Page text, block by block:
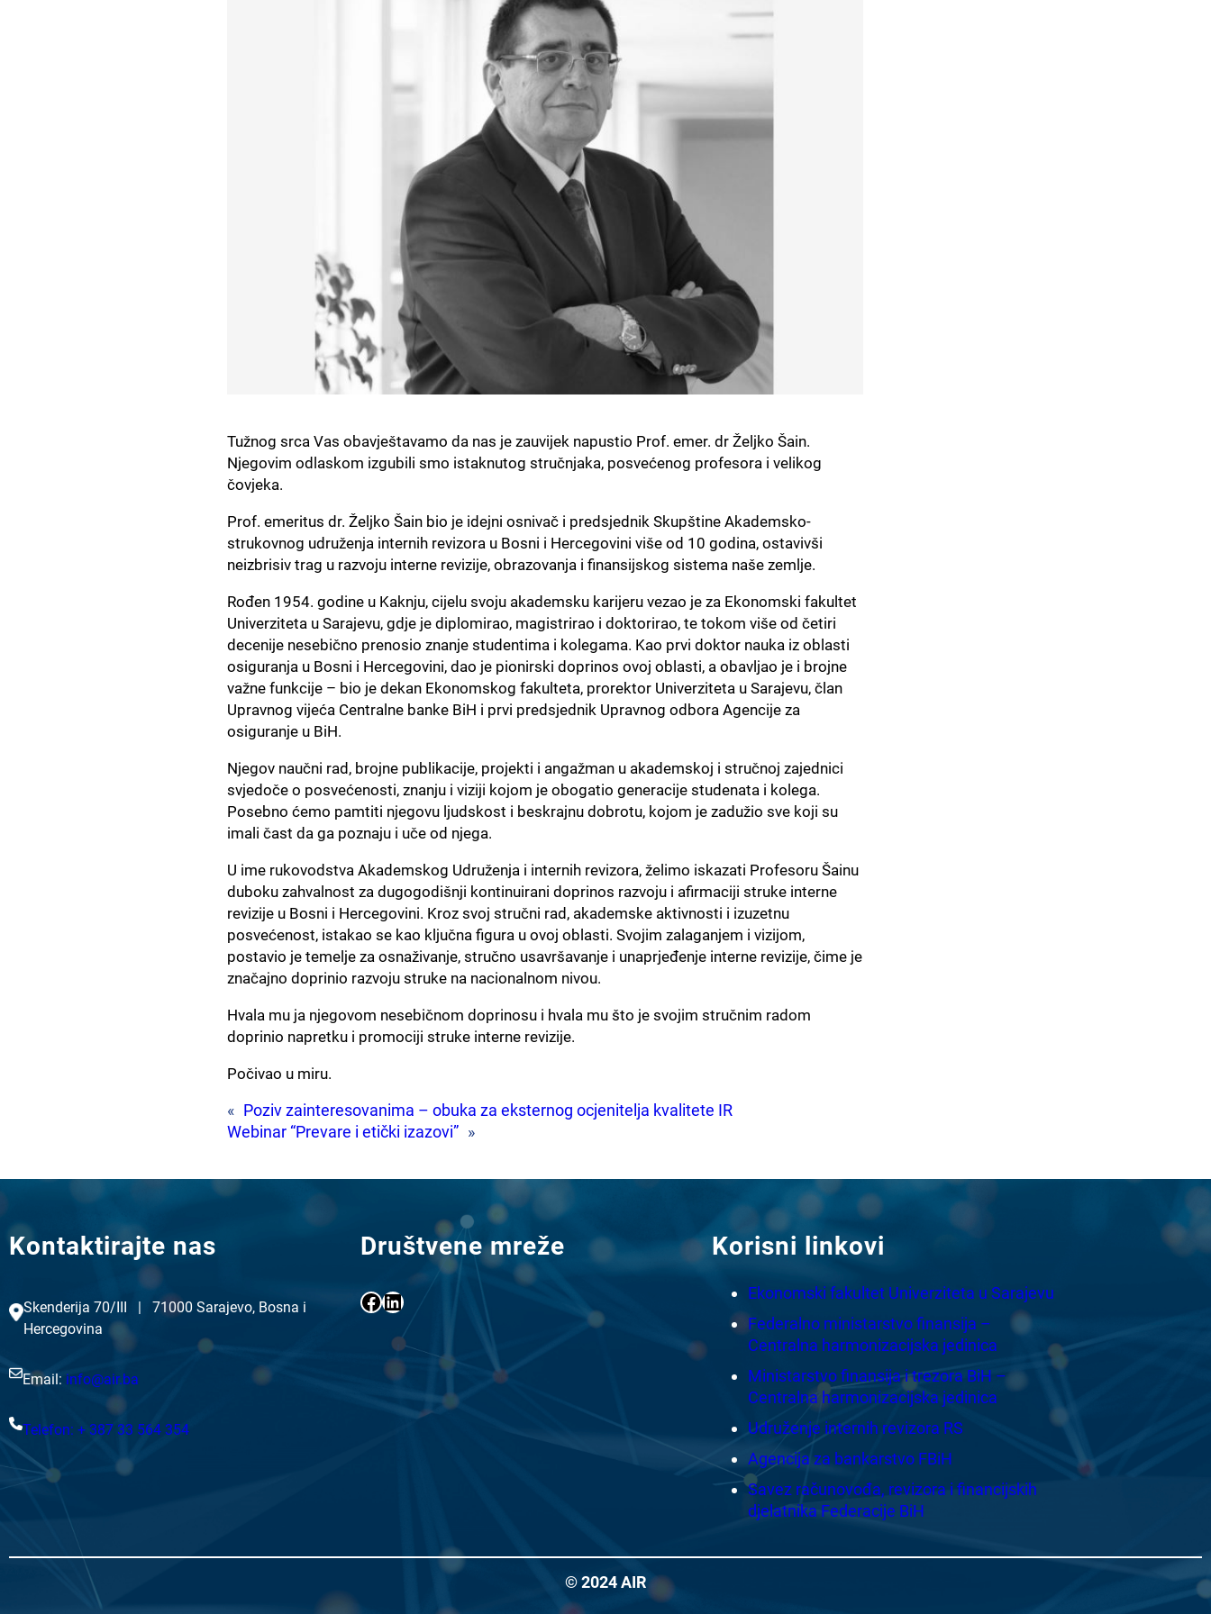
Tužnog srca Vas obavještavamo da nas je zauvijek napustio Prof. emer. dr Željko Šain.
Njegovim odlaskom izgubili smo istaknutog stručnjaka, posvećenog profesora i velikog
čovjeka.
Prof. emeritus dr. Željko Šain bio je idejni osnivač i predsjednik Skupštine Akademsko-
strukovnog udruženja internih revizora u Bosni i Hercegovini više od 10 godina, ostavivši
neizbrisiv trag u razvoju interne revizije, obrazovanja i finansijskog sistema naše zemlje.
Rođen 1954. godine u Kaknju, cijelu svoju akademsku karijeru vezao je za Ekonomski fakultet
Univerziteta u Sarajevu, gdje je diplomirao, magistrirao i doktorirao, te tokom više od četiri
decenije nesebično prenosio znanje studentima i kolegama. Kao prvi doktor nauka iz oblasti
osiguranja u Bosni i Hercegovini, dao je pionirski doprinos ovoj oblasti, a obavljao je i brojne
važne funkcije – bio je dekan Ekonomskog fakulteta, prorektor Univerziteta u Sarajevu, član
Upravnog vijeća Centralne banke BiH i prvi predsjednik Upravnog odbora Agencije za
osiguranje u BiH.
Njegov naučni rad, brojne publikacije, projekti i angažman u akademskoj i stručnoj zajednici
svjedoče o posvećenosti, znanju i viziji kojom je obogatio generacije studenata i kolega.
Posebno ćemo pamtiti njegovu ljudskost i beskrajnu dobrotu, kojom je zadužio sve koji su
imali čast da ga poznaju i uče od njega.
U ime rukovodstva Akademskog Udruženja i internih revizora, želimo iskazati Profesoru Šainu
duboku zahvalnost za dugogodišnji kontinuirani doprinos razvoju i afirmaciji struke interne
revizije u Bosni i Hercegovini. Kroz svoj stručni rad, akademske aktivnosti i izuzetnu
posvećenost, istakao se kao ključna figura u ovoj oblasti. Svojim zalaganjem i vizijom,
postavio je temelje za osnaživanje, stručno usavršavanje i unaprjeđenje interne revizije, čime je
značajno doprinio razvoju struke na nacionalnom nivou.
Hvala mu ja njegovom nesebičnom doprinosu i hvala mu što je svojim stručnim radom
doprinio napretku i promociji struke interne revizije.
Počivao u miru.
« Poziv zainteresovanima – obuka za eksternog ocjenitelja kvalitete IR
Webinar “Prevare i etički izazovi” »
Kontaktirajte nas
Skenderija 70/III | 71000 Sarajevo, Bosna i
Hercegovina
Email: info@air.ba
Telefon: + 387 33 564 354
Društvene mreže
Facebook LinkedIn
Korisni linkovi
Ekonomski fakultet Univerziteta u Sarajevu
Federalno ministarstvo finansija –
Centralna harmonizacijska jedinica
Ministarstvo finansija i trezora BiH –
Centralna harmonizacijska jedinica
Udruženje internih revizora RS
Agencija za bankarstvo FBiH
Savez računovođa, revizora i financijskih
djelatnika Federacije BiH
© 2024 AIR